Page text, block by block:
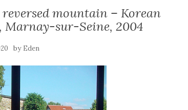
mountain – Korean
Marnay-sur-Seine, 2004
by Eden